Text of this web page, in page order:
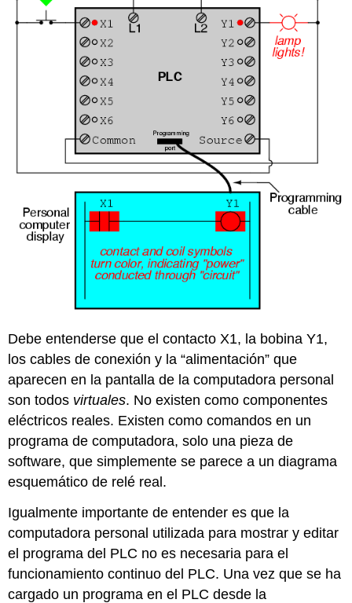
Debe entenderse que el contacto X1, la bobina Y1,
los cables de conexión y la “alimentación” que
aparecen en la pantalla de la computadora personal
son todos virtuales. No existen como componentes
eléctricos reales. Existen como comandos en un
programa de computadora, solo una pieza de
software, que simplemente se parece a un diagrama
esquemático de relé real.
Igualmente importante de entender es que la
computadora personal utilizada para mostrar y editar
el programa del PLC no es necesaria para el
funcionamiento continuo del PLC. Una vez que se ha
cargado un programa en el PLC desde la